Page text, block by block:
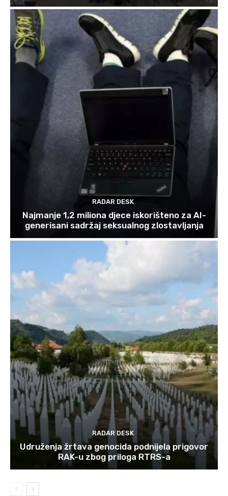
RADAR DESK
Najmanje 1,2 miliona djece iskorišteno za AI-
generisani sadržaj seksualnog zlostavljanja
RADAR DESK
Udruženja žrtava genocida podnijela prigovor
RAK-u zbog priloga RTRS-a